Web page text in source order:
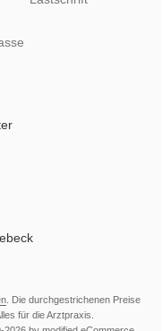
. Die durchgestrichenen Preise
für die Arztpraxis.